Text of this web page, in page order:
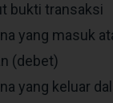
bukti transaksi
yang masuk
(debet)
yang keluar